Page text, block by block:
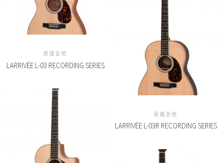
民謠吉他
LARRIVÉE L-03 RECORDING SERIES
民謠吉他
LARRIVÉE L-03R RECORDING SERIES